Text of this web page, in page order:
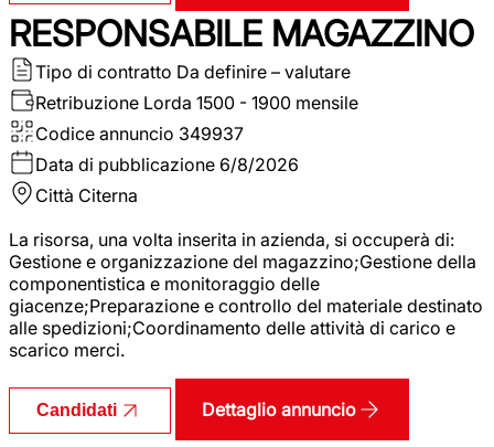
RESPONSABILE MAGAZZINO
Tipo di contratto Da definire – valutare
Retribuzione Lorda 1500 - 1900 mensile
Codice annuncio 349937
Data di pubblicazione 6/8/2026
Città Citerna
La risorsa, una volta inserita in azienda, si occuperà di:
Gestione e organizzazione del magazzino;Gestione della
componentistica e monitoraggio delle
giacenze;Preparazione e controllo del materiale destinato
alle spedizioni;Coordinamento delle attività di carico e
scarico merci.
Candidati Dettaglio annuncio